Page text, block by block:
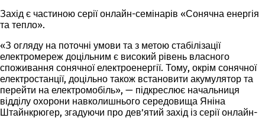
Захід є частиною серії онлайн-семінарів «Сонячна енергія
та тепло».
«З огляду на поточні умови та з метою стабілізації
електромереж доцільним є високий рівень власного
споживання сонячної електроенергії. Тому, окрім сонячної
електростанції, доцільно також встановити акумулятор та
перейти на електромобіль», — підкреслює начальниця
відділу охорони навколишнього середовища Яніна
Штайнкрюгер, згадуючи про дев’ятий захід із серії онлайн-